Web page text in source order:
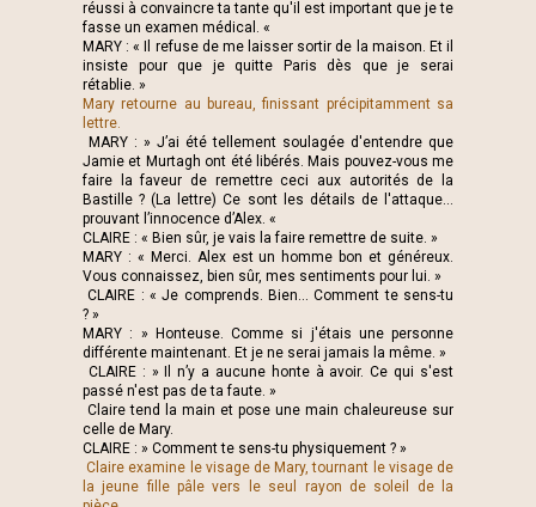
réussi à convaincre ta tante qu'il est important que je te
fasse un examen médical. «
MARY : « Il refuse de me laisser sortir de la maison. Et il
insiste pour que je quitte Paris dès que je serai
rétablie. »
Mary retourne au bureau, finissant précipitamment sa
lettre.
MARY : » J’ai été tellement soulagée d'entendre que
Jamie et Murtagh ont été libérés. Mais pouvez-vous me
faire la faveur de remettre ceci aux autorités de la
Bastille ? (La lettre) Ce sont les détails de l'attaque...
prouvant l’innocence d’Alex. «
CLAIRE : « Bien sûr, je vais la faire remettre de suite. »
MARY : « Merci. Alex est un homme bon et généreux.
Vous connaissez, bien sûr, mes sentiments pour lui. »
CLAIRE : « Je comprends. Bien… Comment te sens-tu
? »
MARY : » Honteuse. Comme si j'étais une personne
différente maintenant. Et je ne serai jamais la même. »
CLAIRE : » Il n’y a aucune honte à avoir. Ce qui s'est
passé n'est pas de ta faute. »
Claire tend la main et pose une main chaleureuse sur
celle de Mary.
CLAIRE : » Comment te sens-tu physiquement ? »
Claire examine le visage de Mary, tournant le visage de
la jeune fille pâle vers le seul rayon de soleil de la